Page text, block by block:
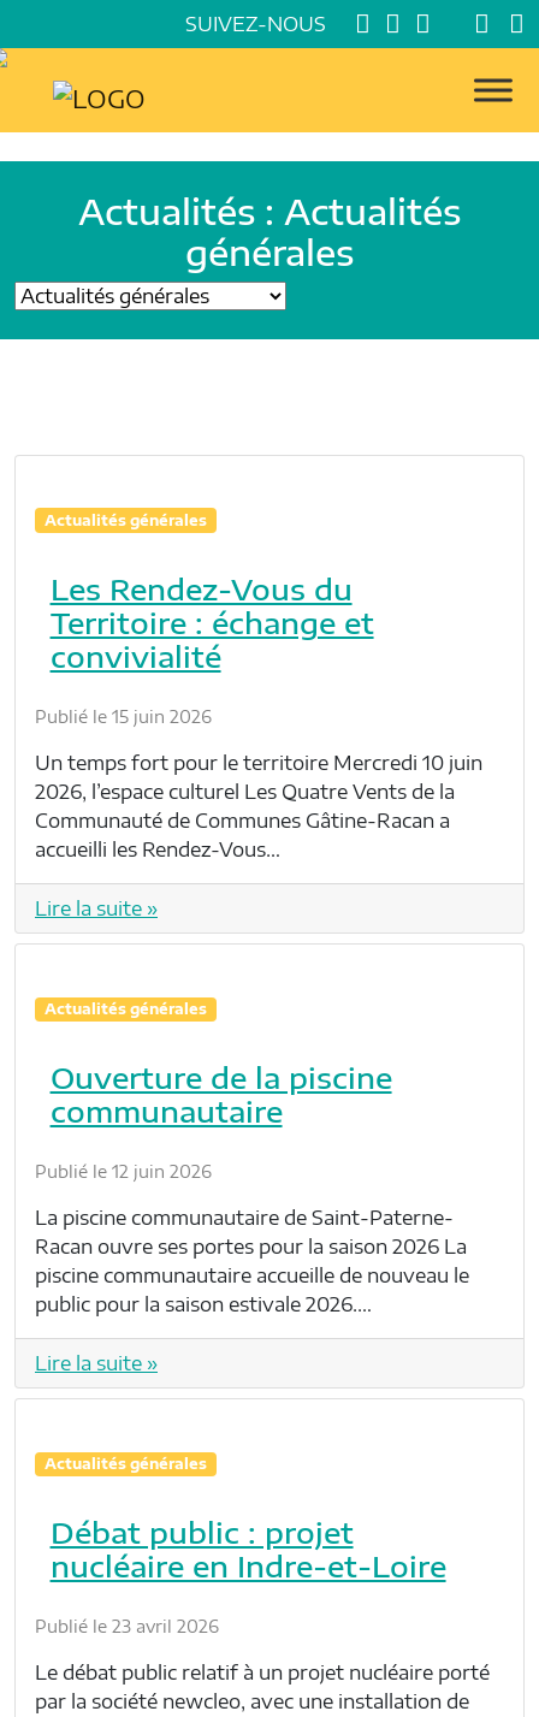
SUIVEZ-NOUS
Actualités : Actualités
générales
Actualités générales
Les Rendez-Vous du
Territoire : échange et
convivialité
Publié le 15 juin 2026
Un temps fort pour le territoire Mercredi 10 juin
2026, l’espace culturel Les Quatre Vents de la
Communauté de Communes Gâtine-Racan a
accueilli les Rendez-Vous…
Lire la suite »
Actualités générales
Ouverture de la piscine
communautaire
Publié le 12 juin 2026
La piscine communautaire de Saint-Paterne-
Racan ouvre ses portes pour la saison 2026 La
piscine communautaire accueille de nouveau le
public pour la saison estivale 2026.…
Lire la suite »
Actualités générales
Débat public : projet
nucléaire en Indre-et-Loire
Publié le 23 avril 2026
Le débat public relatif à un projet nucléaire porté
par la société newcleo, avec une installation de